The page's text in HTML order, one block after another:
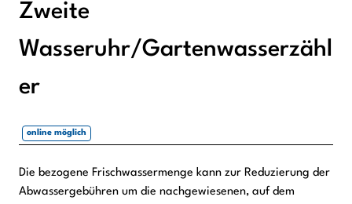
Zweite
Wasseruhr/Gartenwasserzähl
er
online möglich
Beschreibung
Die bezogene Frischwassermenge kann zur Reduzierung der
Abwassergebühren um die nachgewiesenen, auf dem